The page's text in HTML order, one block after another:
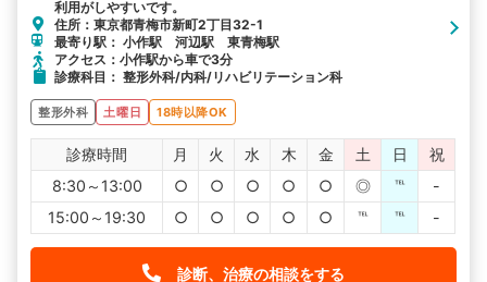
利用がしやすいです。
住所：東京都青梅市新町2丁目32-1
最寄り駅： 小作駅 河辺駅 東青梅駅
アクセス：小作駅から車で3分
診療科目： 整形外科/内科/リハビリテーション科
整形外科 土曜日 18時以降OK
診療時間 月 火 水 木 金 土 日
祝
8:30～13:00
○ ○ ○ ○ ○ ◎ ℡
-
15:00～19:30
○ ○ ○ ○ ○ ℡ ℡ -
診断、治療の相談をする